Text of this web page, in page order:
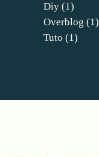
Diy (1)
Overblog (1)
Tuto (1)